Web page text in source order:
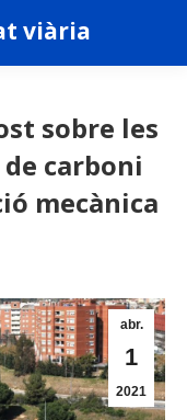
viària
sobre les
carboni
mecànica
abr.
1
2021